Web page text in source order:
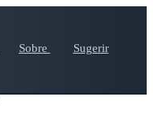
Sobre
Sugerir